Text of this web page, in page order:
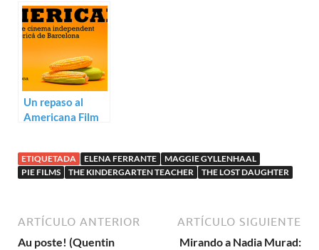
Venecia 2021
Un repaso al
Americana Film
ETIQUETADA ELENA FERRANTE
MAGGIE GYLLENHAAL
PIE FILMS
THE KINDERGARTEN TEACHER THE LOST DAUGHTER
ARTÍCULO ANTERIOR
Au poste! (Quentin
ARTÍCULO SIGUIENTE
Mirando a Nadia Murad: